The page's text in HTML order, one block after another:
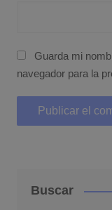
Guarda mi
navegador para la
Buscar